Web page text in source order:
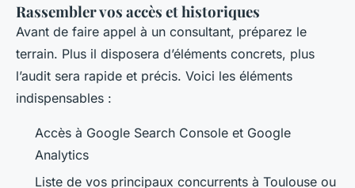
Rassembler vos accès et historiques
Avant de faire appel à un consultant, préparez le
terrain. Plus il disposera d’éléments concrets, plus
l’audit sera rapide et précis. Voici les éléments
indispensables :
Accès à Google Search Console et Google
Analytics
Liste de vos principaux concurrents à Toulouse ou